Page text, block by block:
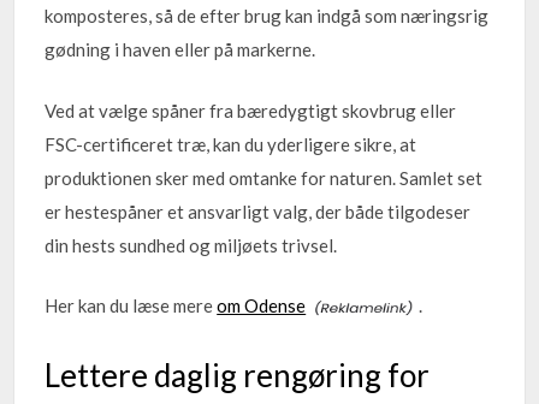
komposteres, så de efter brug kan indgå som næringsrig
gødning i haven eller på markerne.
Ved at vælge spåner fra bæredygtigt skovbrug eller
FSC-certificeret træ, kan du yderligere sikre, at
produktionen sker med omtanke for naturen. Samlet set
er hestespåner et ansvarligt valg, der både tilgodeser
din hests sundhed og miljøets trivsel.
Her kan du læse mereom Odense .
Lettere daglig rengøring for